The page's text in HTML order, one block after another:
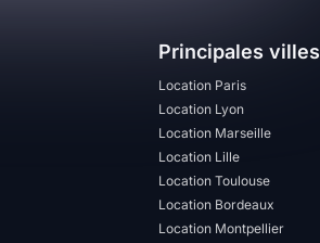
Principales villes
Location Paris
Location Lyon
Location Marseille
Location Lille
Location Toulouse
Location Bordeaux
Location Montpellier